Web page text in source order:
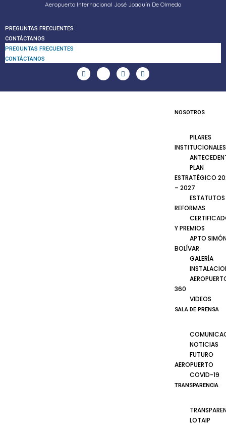
Aeropuerto Internacional José Joaquín De Olmedo
PREGUNTAS FRECUENTES
CONTÁCTANOS
PREGUNTAS FRECUENTES
CONTÁCTANOS
NOSOTROS
PILARES
INSTITUCIONALES
PLAN
ESTRATÉGICO
– 2027
ESTATUTOS
REFORMAS
Y PREMIOS
APTO
BOLÍVAR
GALERÍA
360
VIDEOS
SALA DE PRENSA
NOTICIAS
FUTURO
AEROPUERTO
COVID-19
TRANSPARENCIA
LOTAIP